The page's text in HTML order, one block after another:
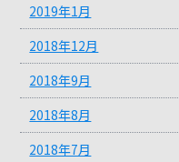
2019年1月
2018年12月
2018年9月
2018年8月
2018年7月